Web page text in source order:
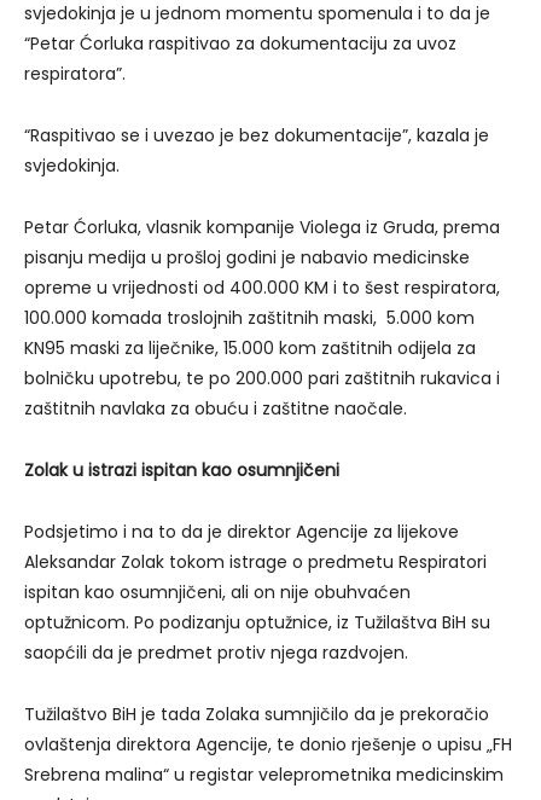
svjedokinja je u jednom momentu spomenula i to da je
“Petar Ćorluka raspitivao za dokumentaciju za uvoz
respiratora”.
“Raspitivao se i uvezao je bez dokumentacije”, kazala je
svjedokinja.
Petar Ćorluka, vlasnik kompanije Violega iz Gruda, prema
pisanju medija u prošloj godini je nabavio medicinske
opreme u vrijednosti od 400.000 KM i to šest respiratora,
100.000 komada troslojnih zaštitnih maski, 5.000 kom
KN95 maski za liječnike, 15.000 kom zaštitnih odijela za
bolničku upotrebu, te po 200.000 pari zaštitnih rukavica i
zaštitnih navlaka za obuću i zaštitne naočale.
Zolak u istrazi ispitan kao osumnjičeni
Podsjetimo i na to da je direktor Agencije za lijekove
Aleksandar Zolak tokom istrage o predmetu Respiratori
ispitan kao osumnjičeni, ali on nije obuhvaćen
optužnicom. Po podizanju optužnice, iz Tužilaštva BiH su
saopćili da je predmet protiv njega razdvojen.
Tužilaštvo BiH je tada Zolaka sumnjičilo da je prekoračio
ovlaštenja direktora Agencije, te donio rješenje o upisu „FH
Srebrena malina“ u registar veleprometnika medicinskim